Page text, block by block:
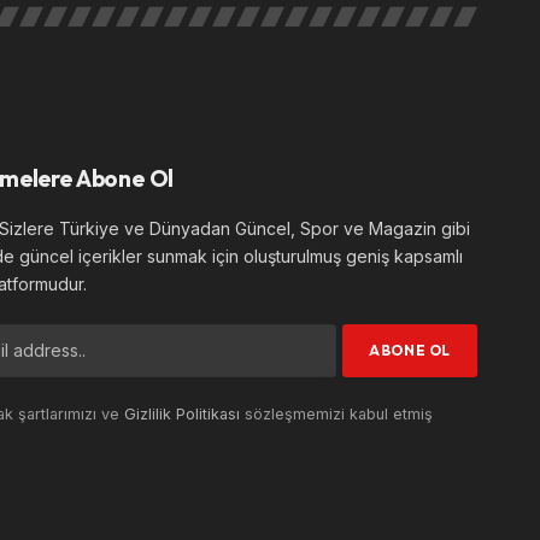
Abone Ol
Türkiye ve Dünyadan Güncel, Spor ve Magazin gibi
güncel içerikler sunmak için oluşturulmuş geniş kapsamlı
şartlarımızı ve Gizlilik Politikası sözleşmemizi kabul etmiş